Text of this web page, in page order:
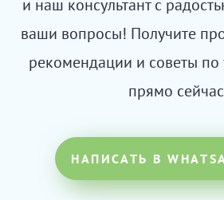
и наш консультант с
ваши вопросы! Получите
рекомендации и советы по
прямо
НАПИСАТЬ В